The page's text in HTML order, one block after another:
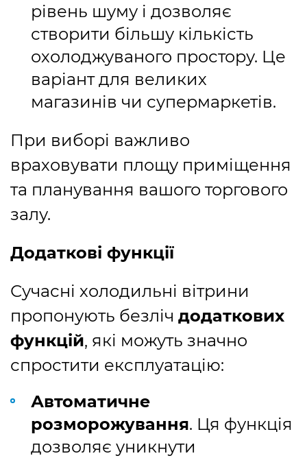
рівень шуму і дозволяє
створити більшу кількість
охолоджуваного простору. Це
варіант для великих
магазинів чи супермаркетів.
При виборі важливо
враховувати площу приміщення
та планування вашого торгового
залу.
Додаткові функції
Сучасні холодильні вітрини
пропонують безліч додаткових
функцій, які можуть значно
спростити експлуатацію:
Автоматичне
розморожування. Ця функція
дозволяє уникнути